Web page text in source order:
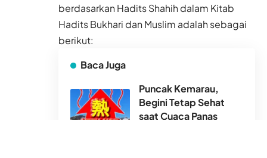
berdasarkan Hadits Shahih dalam Kitab
Hadits Bukhari dan Muslim adalah sebagai
berikut:
Baca Juga
Puncak Kemarau,
Begini Tetap Sehat
saat Cuaca Panas